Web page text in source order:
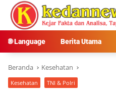
Langsung
konten
🌐 Language Berita Utama
Beranda Kesehatan
Kesehatan TNI & Polri